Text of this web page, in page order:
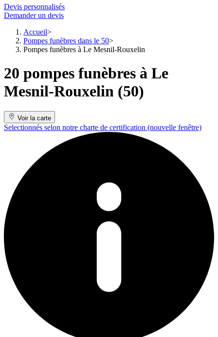
Devis personnalisés
Demander un devis
Accueil
Pompes funèbres dans le 50
Pompes funèbres à Le Mesnil-Rouxelin
20 pompes funèbres à Le
Mesnil-Rouxelin (50)
Voir la carte
Selectionnés selon notre charte de certification (nouvelle fenêtre)